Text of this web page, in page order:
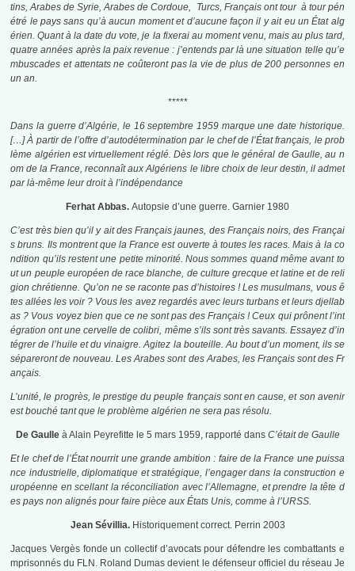
tins, Arabes de Syrie, Arabes de Cordoue, Turcs, Français ont tour à tour pén
étré le pays sans qu’à aucun moment et d’aucune façon il y ait eu un État alg
érien. Quant à la date du vote, je la fixerai au moment venu, mais au plus tard,
quatre années après la paix revenue : j’entends par là une situation telle qu’e
mbuscades et attentats ne coûteront pas la vie de plus de 200 personnes en
un an.
*****
Dans la guerre d’Algérie, le 16 septembre 1959 marque une date historique.
[…] À partir de l’offre d’autodétermination par le chef de l’État français, le prob
lème algérien est virtuellement réglé. Dès lors que le général de Gaulle, au n
om de la France, reconnaît aux Algériens le libre choix de leur destin, il admet
par là-même leur droit à l’indépendance
Ferhat Abbas. Autopsie d’une guerre. Garnier 1980
C’est très bien qu’il y ait des Français jaunes, des Français noirs, des Françai
s bruns. Ils montrent que la France est ouverte à toutes les races. Mais à la co
ndition qu’ils restent une petite minorité. Nous sommes quand même avant to
ut un peuple européen de race blanche, de culture grecque et latine et de reli
gion chrétienne. Qu’on ne se raconte pas d’histoires ! Les musulmans, vous ê
tes allées les voir ? Vous les avez regardés avec leurs turbans et leurs djellab
as ? Vous voyez bien que ce ne sont pas des Français ! Ceux qui prônent l’int
égration ont une cervelle de colibri, même s’ils sont très savants. Essayez d’in
tégrer de l’huile et du vinaigre. Agitez la bouteille. Au bout d’un moment, ils se
sépareront de nouveau. Les Arabes sont des Arabes, les Français sont des Fr
ançais.
L’unité, le progrès, le prestige du peuple français sont en cause, et son avenir
est bouché tant que le problème algérien ne sera pas résolu.
De Gaulleà Alain Peyrefitte le 5 mars 1959, rapporté dans C’était de Gaulle
Et le chef de l’État nourrit une grande ambition : faire de la France une puissa
nce industrielle, diplomatique et stratégique, l’engager dans la construction e
uropéenne en scellant la réconciliation avec l’Allemagne, et prendre la tête d
es pays non alignés pour faire pièce aux États Unis, comme à l’URSS.
Jean Sévillia. Historiquement correct. Perrin 2003
Jacques Vergès fonde un collectif d’avocats pour défendre les combattants e
mprisonnés du FLN. Roland Dumas devient le défenseur officiel du réseau Je